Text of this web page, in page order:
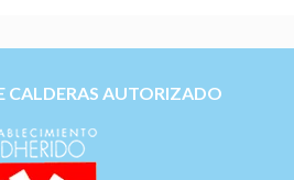
CALDERAS AUTORIZADO